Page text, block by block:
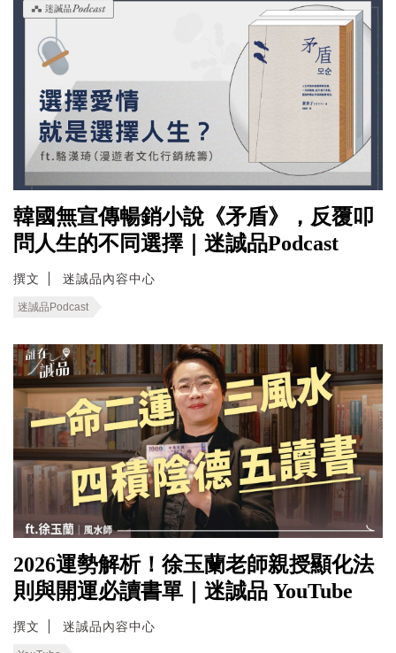
韓國無宣傳暢銷小說《矛盾》，反覆叩
問人生的不同選擇｜迷誠品Podcast
撰文 迷誠品內容中心
迷誠品Podcast
2026運勢解析！徐玉蘭老師親授顯化法
則與開運必讀書單｜迷誠品 YouTube
撰文 迷誠品內容中心